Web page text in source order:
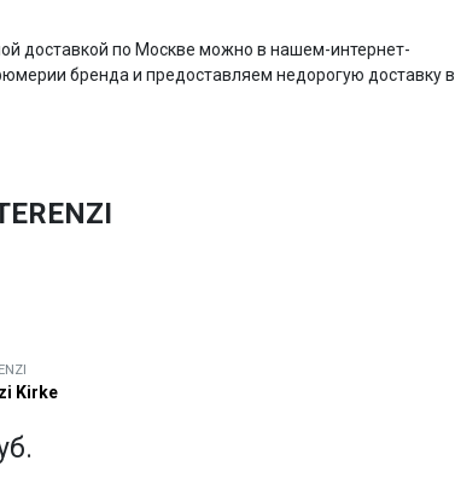
доставкой по Москве можно в нашем-интернет-
бренда и предоставляем недорогую доставку в
Kirke